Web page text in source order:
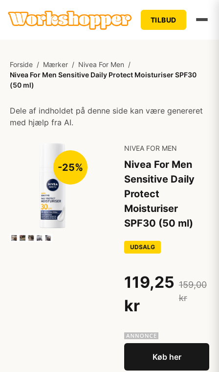
TILBUD
Forside / Mærker / Nivea For Men /
Nivea For Men Sensitive Daily Protect Moisturiser SPF30
(50 ml)
Dele af indholdet på denne side kan være genereret
med hjælp fra AI.
-25%
NIVEA FOR MEN
Nivea For Men
Sensitive Daily
Protect
Moisturiser
SPF30 (50 ml)
UDSALG
119,25
kr
159,00
kr
Køb her